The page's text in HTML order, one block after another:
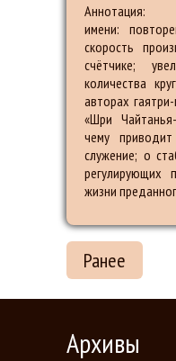
имени:
скорость
счётчике;
количества
авторах
«Шри
чему
служение; о
регулирующих
жизни
Ранее
Архивы